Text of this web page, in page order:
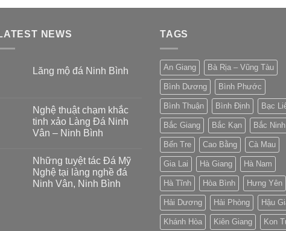
NEWS
Lăng mộ đá Ninh Bình
Nghệ thuật chạm khắc
tinh xảo Làng Đá Ninh
Vân – Ninh Bình
Những tuyệt tác Đá Mỹ
Nghệ tại làng nghề đá
Ninh Vân, Ninh Bình
TAGS
An Giang Bà Rịa – Vũng Tàu
Bình Dương Bình Phước
Bình Thuận Bình Định Bạc
Bắc Giang Bắc Kạn Bắc Ninh
Bến Tre Cao Bằng Cà Mau
Gia Lai Hà Giang Hà Nam
Hà Tĩnh Hòa Bình Hưng Yên
Hải Dương Hải Phòng Hậu
Khánh Hòa Kiên Giang Kon